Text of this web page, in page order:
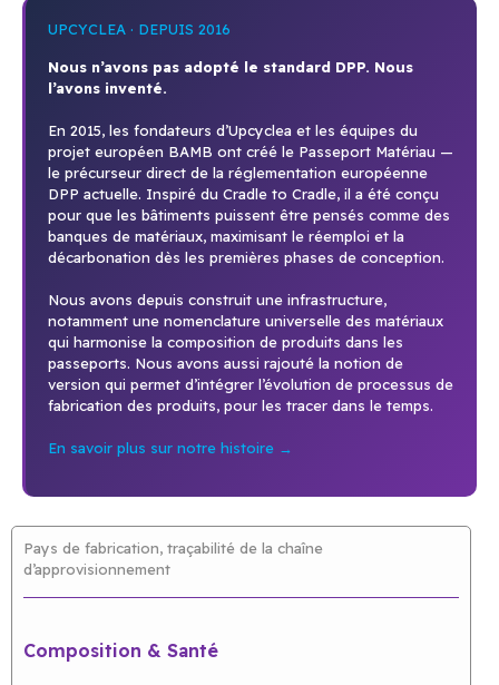
UPCYCLEA · DEPUIS 2016
Nous n’avons pas adopté le standard DPP. Nous
l’avons inventé.
En 2015, les fondateurs d’Upcyclea et les équipes du
projet européen BAMB ont créé le Passeport Matériau —
le précurseur direct de la réglementation européenne
DPP actuelle. Inspiré du Cradle to Cradle, il a été conçu
pour que les bâtiments puissent être pensés comme des
banques de matériaux, maximisant le réemploi et la
décarbonation dès les premières phases de conception.
Nous avons depuis construit une infrastructure,
notamment une nomenclature universelle des matériaux
qui harmonise la composition de produits dans les
passeports. Nous avons aussi rajouté la notion de
version qui permet d’intégrer l’évolution de processus de
fabrication des produits, pour les tracer dans le temps.
En savoir plus sur notre histoire →
Pays de fabrication, traçabilité de la chaîne
d’approvisionnement
Composition & Santé